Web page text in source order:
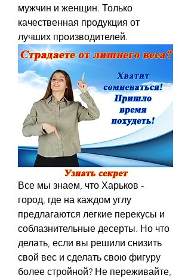
мужчин и женщин. Только
качественная продукция от
лучших производителей.
Все мы знаем, что Харьков -
город, где на каждом углу
предлагаются легкие перекусы и
соблазнительные десерты. Но что
делать, если вы решили снизить
свой вес и сделать свою фигуру
более стройной? Не переживайте,